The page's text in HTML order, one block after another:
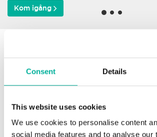
Consent Details
This website uses cookies
We use cookies to personalise content
social media features and to analyse our
Kom igång
Varför väljer våra
oss?
Support